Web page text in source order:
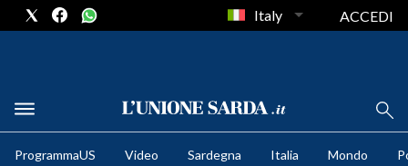
METEO
Italy ACCEDI
ProgrammaUS Video Sardegna Italia Mondo